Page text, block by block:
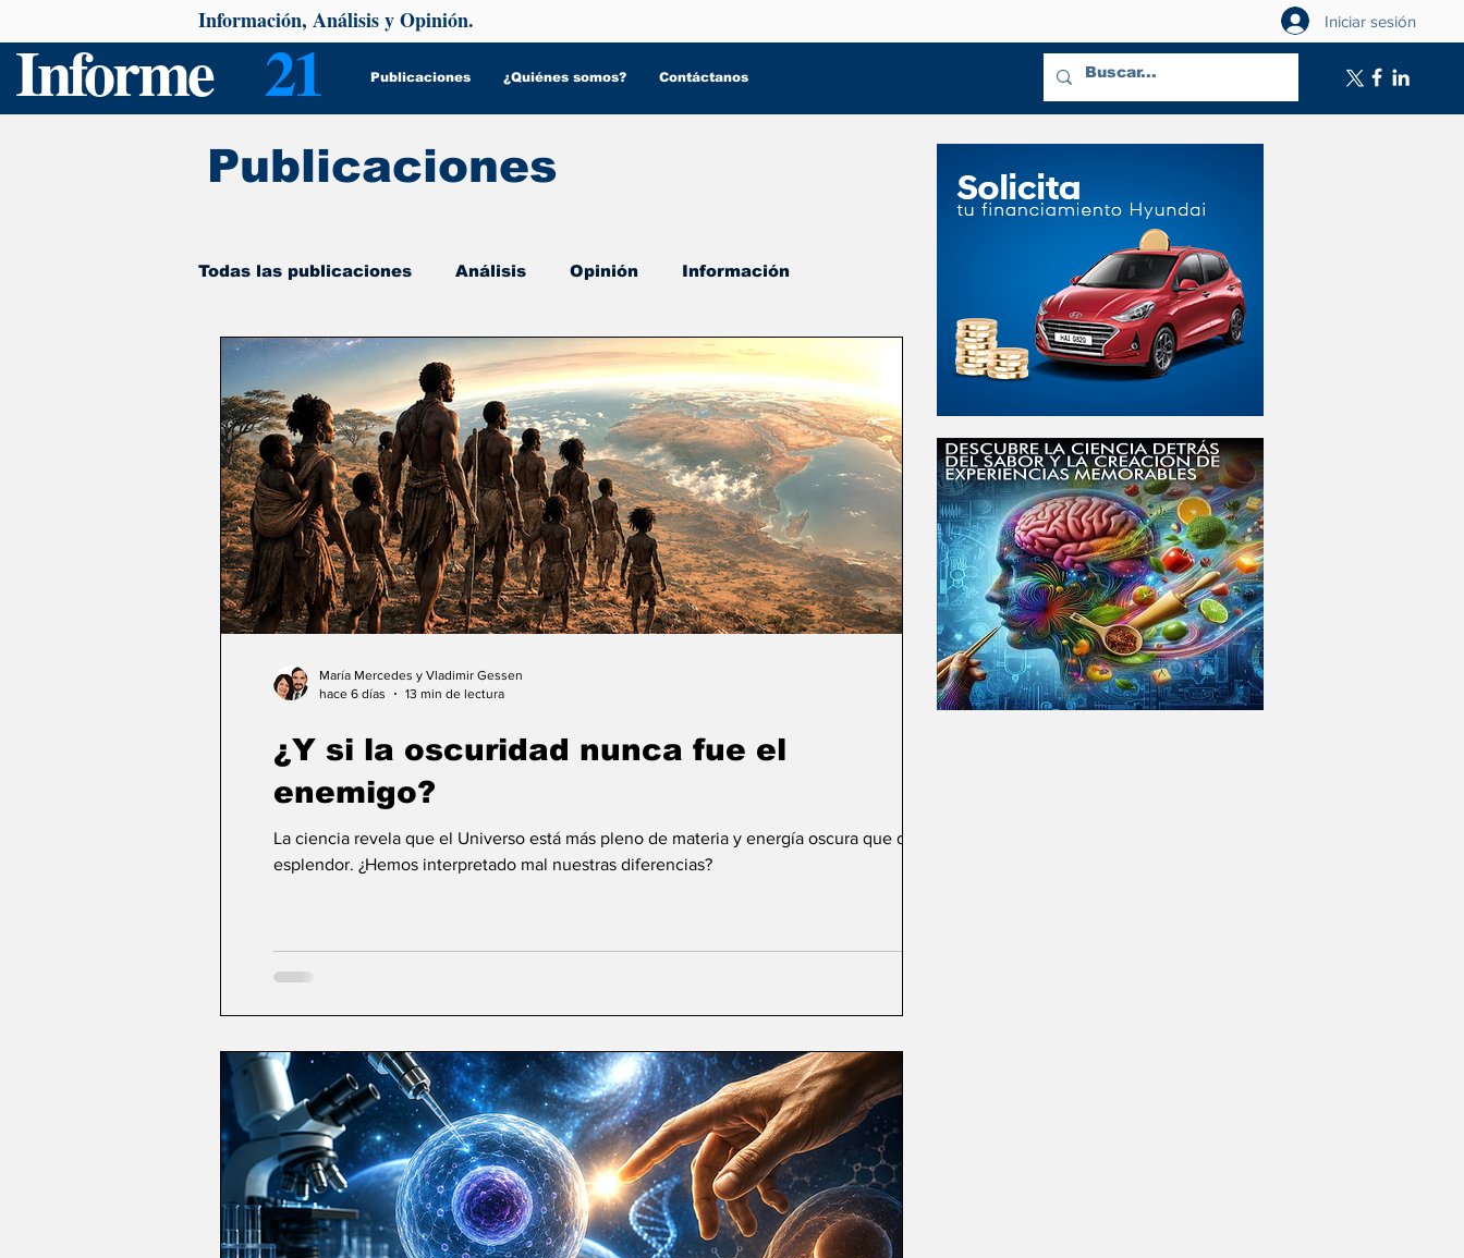
Informe 21 Publicaciones ¿Quiénes somos? Contáctanos
Información, Análisis y Opinión. Iniciar sesión
Todas las publicaciones Análisis Opinión Información
De interés Psicología y Salud
¿Y si la oscuridad nunca fue el
enemigo?
La ciencia revela que el Universo está más pleno de materia y energía oscura que de
esplendor. ¿Hemos interpretado mal nuestras diferencias?
María Mercedes y Vladimir Gessen
hace 6 días
13 min de lectura
Publicaciones